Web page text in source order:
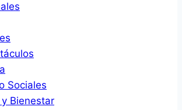
Sociales
Bienestar